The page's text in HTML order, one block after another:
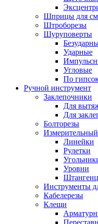
Шприцы для
Штроборезы
Шуруповерты
Ударные
Угловые
По
Ручной инструмент
Заклепочники
Для
Для
Болторезы
Линейки
Рулетки
Уровни
Инструменты
Кабелерезы
Клещи